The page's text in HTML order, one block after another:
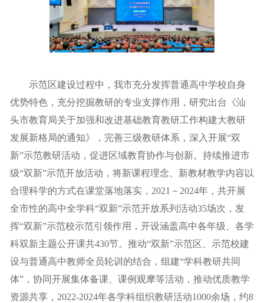
示范区建设过程中，我市充分发挥普通高中学校自身
优势特色，充分挖掘教研的专业支撑作用，研究出台《汕
头市教育局关于加强和改进基础教育教研工作构建大教研
发展新格局的通知》，完善三级教研体系，深入开展“双
新”示范教研活动，促进区域教育协作与创新。持续推进市
级“双新”示范开放活动，将新课程理念、新教材教学内容以
合理科学的方式在课堂落地落实，2021－2024年，共开展
全市性的高中全学科“双新”示范开放系列活动35场次，发
挥“双新”示范校示范引领作用，开设涵盖高中各年级、各学
科双新主题公开课共430节。推动“双新”示范区、示范校建
设与普通高中教师全员轮训的结合，组建“学科教研共同
体”，协同开展集体备课、课例观摩等活动，推动优质教学
资源共享，2022-2024年各学科组织教研活动1000余场，约8